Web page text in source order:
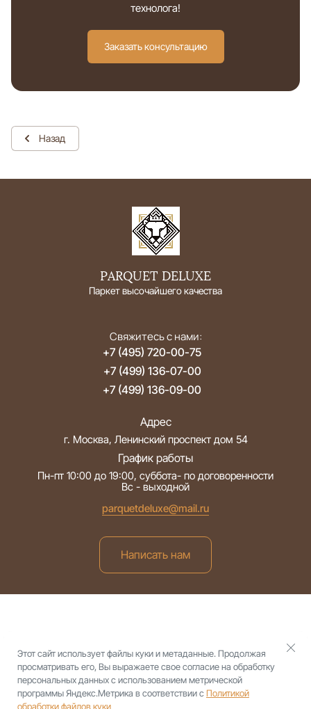
технолога!
Заказать консультацию
Назад
PARQUET DELUXE
Паркет высочайшего качества
Свяжитесь с нами:
+7 (495) 720-00-75
+7 (499) 136-07-00
+7 (499) 136-09-00
Адрес
г. Москва, Ленинский проспект дом 54
График работы
Пн-пт 10:00 до 19:00, суббота- по договоренности
Вс - выходной
parquetdeluxe@mail.ru
Написать нам
Политика конфиденциальности
Этот сайт использует файлы куки и метаданные. Продолжая
просматривать его, Вы выражаете свое согласие на обработку
персональных данных с использованием метрической
программы Яндекс.Метрика в соответствии сПолитикой
обработки файлов куки